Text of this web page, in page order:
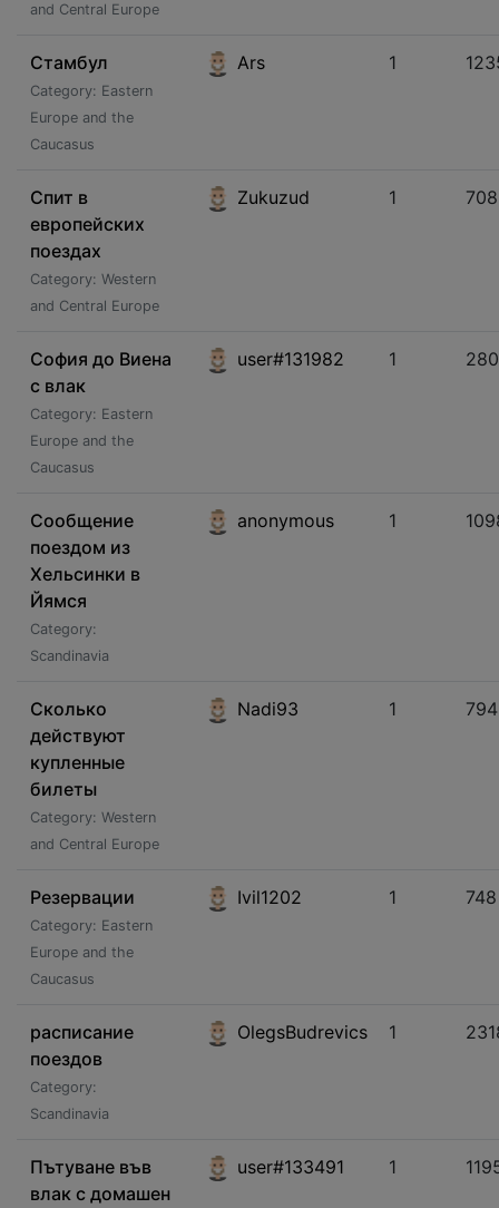
and Central Europe
Стамбул
Category: Eastern
Europe and the
Caucasus
Ars 1
Спит в
европейских
поездах
Category: Western
and Central Europe
Zukuzud 1 708
София до Виена
с влак
Category: Eastern
Europe and the
Caucasus
user#131982 1
Сообщение
поездом из
Хельсинки в
Йямся
Category:
Scandinavia
anonymous 1
Сколько
действуют
купленные
билеты
Category: Western
and Central Europe
Nadi93 1 794
Резервации
Category: Eastern
Europe and the
Caucasus
Ivil1202 1 748
расписание
поездов
Category:
Scandinavia
OlegsBudrevics 1
Пътуване във
влак с домашен
user#133491 1